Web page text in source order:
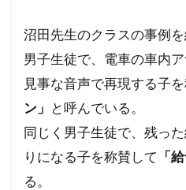
沼田先生のクラスの事例を
男子生徒で、電車の車内
見事な音声で再現する子
ン」 と呼んでいる。
同じく男子生徒で、残っ
りになる子を称賛して 「
る。